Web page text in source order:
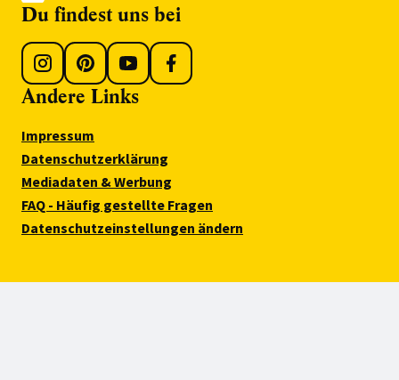
Du findest uns bei
Andere Links
Impressum
Datenschutzerklärung
Mediadaten & Werbung
FAQ - Häufig gestellte Fragen
Datenschutzeinstellungen ändern